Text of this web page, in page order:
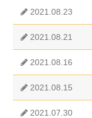
2021.08.23
2021.08.21
2021.08.16
2021.08.15
2021.07.30